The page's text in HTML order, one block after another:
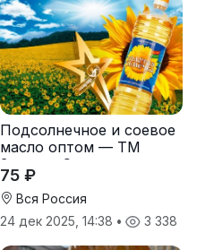
Подсолнечное и соевое
масло оптом — ТМ
Золотая Семечка
75 ₽
Вся Россия
24 дек 2025, 14:38 • 3 338